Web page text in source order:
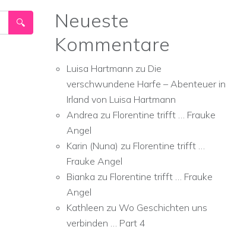
Neueste
Kommentare
Luisa Hartmann zu Die
verschwundene Harfe – Abenteuer in
Irland von Luisa Hartmann
Andrea zu Florentine trifft … Frauke
Angel
Karin (Nuna) zu Florentine trifft …
Frauke Angel
Bianka zu Florentine trifft … Frauke
Angel
Kathleen zu Wo Geschichten uns
verbinden … Part 4